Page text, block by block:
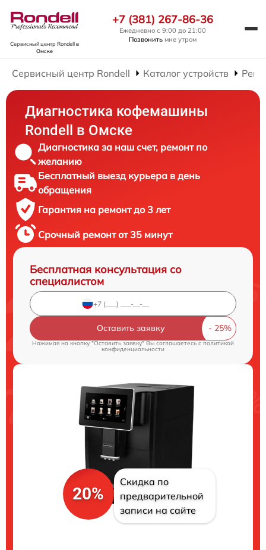
Сервисный центр Rondellв
Омске
+7 (381) 267-86-36
Ежедневно с 9:00 до 21:00
Позвонить мне утром
Сервисный центр Rondell Каталог устройств
Диагностика кофемашины
Rondell в Омске
Диагностика за наш счет, ремонт по
желанию
Бесплатный выезд курьера в день
обращения
Гарантия на ремонт до 3 лет
Срочный ремонт от 35 минут
Бесплатная консультация со
специалистом
Оставить заявку
Нажимая на кнопку "Оставить заявку" Вы соглашаетесь cполитикой
конфиденциальности
20%
Скидка по
предварительной
записи на сайте